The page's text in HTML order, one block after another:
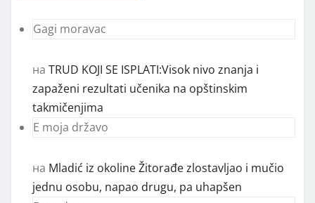
Gagi moravac
на TRUD KOJI SE ISPLATI:Visok nivo znanja i
zapaženi rezultati učenika na opštinskim
takmičenjima
E moja državo
на Mladić iz okoline Žitorađe zlostavljao i mučio
jednu osobu, napao drugu, pa uhapšen